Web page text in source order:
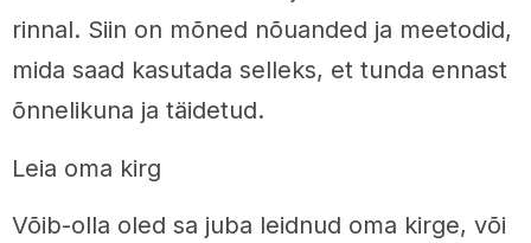
rinnal. Siin on mõned nõuanded ja meetodid,
mida saad kasutada selleks, et tunda ennast
õnnelikuna ja täidetud.
Leia oma kirg
Võib-olla oled sa juba leidnud oma kirge, või